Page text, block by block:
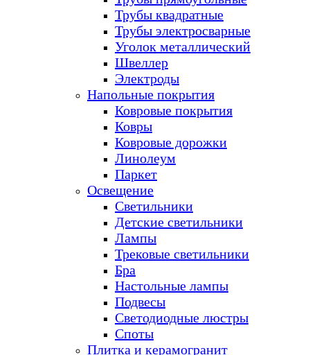
Трубы квадратные
Трубы электросварные
Уголок металлический
Швеллер
Электроды
Напольные покрытия
Ковровые покрытия
Ковры
Ковровые дорожки
Линолеум
Паркет
Освещение
Светильники
Детские светильники
Лампы
Трековые светильники
Бра
Настольные лампы
Подвесы
Светодиодные люстры
Споты
Плитка и керамогранит